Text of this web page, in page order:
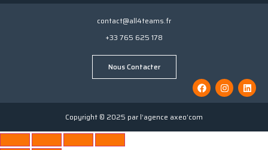
contact@all4teams.fr
+33 765 625 178
Nous Contacter
Copyright © 2025 par l’agence axeo’com